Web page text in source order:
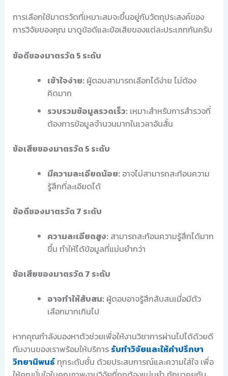
การเลือกใช้มาตรวัดที่เหมาะสมจะขึ้นอยู่กับวัตถุประสงค์ของ
การวิจัยของคุณ มาดูข้อดีและข้อเสียของแต่ละประเภทกันครับ
ข้อดีของมาตรวัด 5 ระดับ
เข้าใจง่าย: ผู้ตอบสามารถเลือกได้ง่าย ไม่ต้อง
คิดมาก
รวบรวมข้อมูลรวดเร็ว: เหมาะสำหรับการสำรวจที่
ต้องการข้อมูลจำนวนมากในเวลาอันสั้น
ข้อเสียของมาตรวัด 5 ระดับ
มีความละเอียดน้อย: อาจไม่สามารถสะท้อนความ
รู้สึกที่ละเอียดได้
ข้อดีของมาตรวัด 7 ระดับ
ความละเอียดสูง: สามารถสะท้อนความรู้สึกได้มาก
ขึ้น ทำให้ได้ข้อมูลที่แม่นยำกว่า
ข้อเสียของมาตรวัด 7 ระดับ
อาจทำให้สับสน: ผู้ตอบอาจรู้สึกสับสนเมื่อมีตัว
เลือกมากเกินไป
หากคุณกำลังมองหาตัวช่วยเพื่อให้งานวิชาการผ่านไปได้ด้วยดี
ทีมงานของเราพร้อมให้บริการ รับทำวิจัยและให้คำปรึกษา
วิทยานิพนธ์ทุกระดับชั้น ด้วยประสบการณ์และความใส่ใจ เพื่อ